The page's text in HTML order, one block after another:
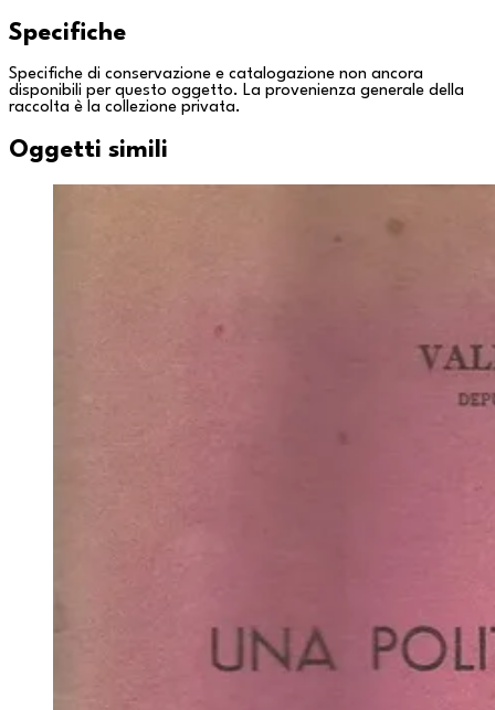
Specifiche
Specifiche di conservazione e catalogazione non ancora
disponibili per questo oggetto. La provenienza generale della
raccolta è la collezione privata.
Oggetti simili